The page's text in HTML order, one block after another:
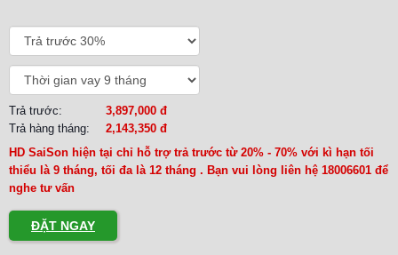
Trả trước:
3,897,000 đ
Trả hàng tháng:
2,143,350 đ
HD SaiSon hiện tại chỉ hỗ trợ trả trước từ 20% - 70% với kì hạn tối
thiểu là 9 tháng, tối đa là 12 tháng . Bạn vui lòng liên hệ 18006601 để
nghe tư vấn
ĐẶT NGAY